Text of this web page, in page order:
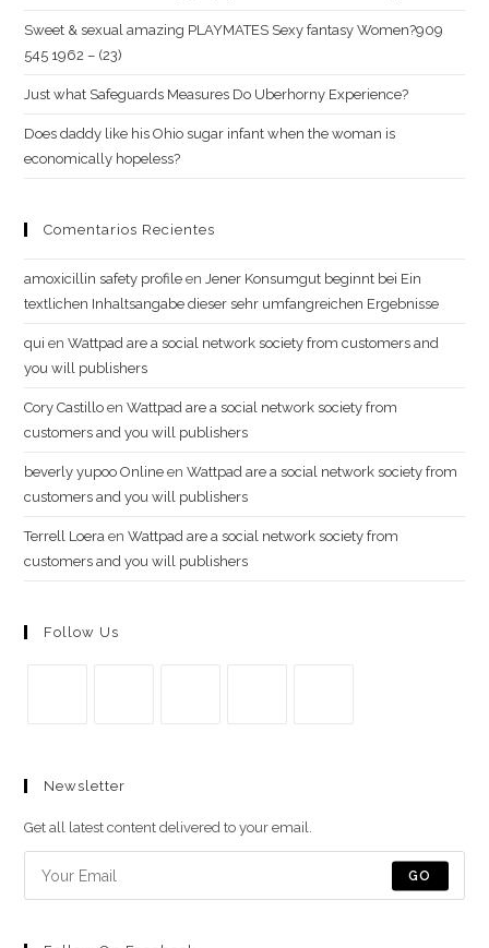
Sweet & sexual amazing PLAYMATES Sexy fantasy Women?909
545 1962 – (23)
Just what Safeguards Measures Do Uberhorny Experience?
Does daddy like his Ohio sugar infant when the woman is
economically hopeless?
Comentarios Recientes
amoxicillin safety profile enJener Konsumgut beginnt bei Ein
textlichen Inhaltsangabe dieser sehr umfangreichen Ergebnisse
qui enWattpad are a social network society from customers and
you will publishers
Cory Castillo enWattpad are a social network society from
customers and you will publishers
beverly yupoo Online enWattpad are a social network society from
customers and you will publishers
Terrell Loera enWattpad are a social network society from
customers and you will publishers
Follow Us
en
pestaña
en
pestaña
una
una
Newsletter
Get all latest content delivered to your email.
GO